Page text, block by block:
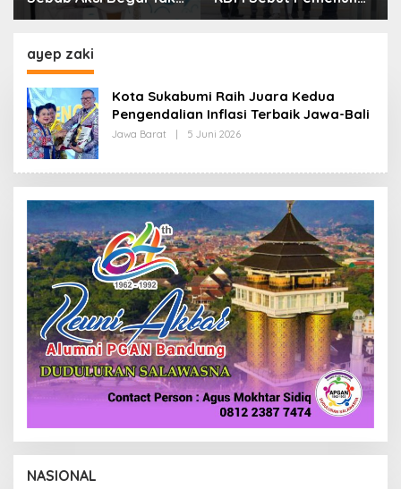
Boleh Hanya Dikaitkan
Kebutuhan Dasar
ayep zaki
Kota Sukabumi Raih Juara Kedua
Pengendalian Inflasi Terbaik Jawa-Bali
Jawa Barat 5 Juni 2026
H
R
K
S
I
NASIONAL